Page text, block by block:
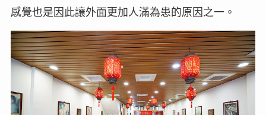
感覺也是因此讓外面更加人滿為患的原因之一。